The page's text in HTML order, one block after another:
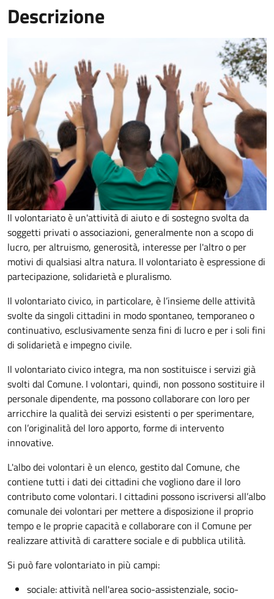
Descrizione
Il volontariato è un'attività di aiuto e di sostegno svolta da
soggetti privati o associazioni, generalmente non a scopo di
lucro, per altruismo, generosità, interesse per l'altro o per
motivi di qualsiasi altra natura. Il volontariato è espressione di
partecipazione, solidarietà e pluralismo.
Il volontariato civico, in particolare, è l’insieme delle attività
svolte da singoli cittadini in modo spontaneo, temporaneo o
continuativo, esclusivamente senza fini di lucro e per i soli fini
di solidarietà e impegno civile.
Il volontariato civico integra, ma non sostituisce i servizi già
svolti dal Comune. I volontari, quindi, non possono sostituire il
personale dipendente, ma possono collaborare con loro per
arricchire la qualità dei servizi esistenti o per sperimentare,
con l’originalità del loro apporto, forme di intervento
innovative.
L'albo dei volontari è un elenco, gestito dal Comune, che
contiene tutti i dati dei cittadini che vogliono dare il loro
contributo come volontari. I cittadini possono iscriversi all’albo
comunale dei volontari per mettere a disposizione il proprio
tempo e le proprie capacità e collaborare con il Comune per
realizzare attività di carattere sociale e di pubblica utilità.
Si può fare volontariato in più campi:
sociale: attività nell'area socio-assistenziale, socio-